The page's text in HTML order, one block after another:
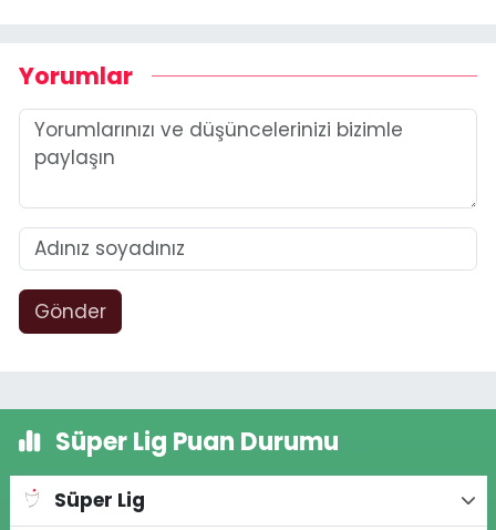
Yorumlar
Gönder
Süper Lig Puan Durumu
Süper Lig